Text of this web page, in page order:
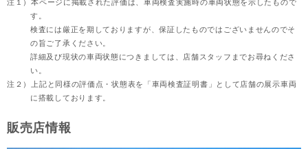
注１）本ページに掲載された評価は、車両検査実施時の車両状態を示したもので
す。
検査には厳正を期しておりますが、保証したものではございませんのでそ
の旨ご了承ください。
詳細及び現状の車両状態につきましては、店舗スタッフまでお尋ねくださ
い。
注２）
上記と同様の評価点・状態表を「車両検査証明書」として店舗の展示車両
に搭載しております。
販売店情報